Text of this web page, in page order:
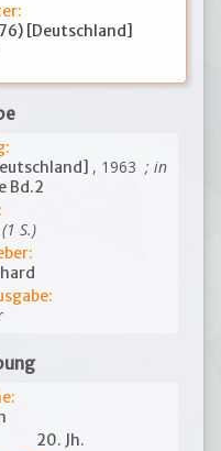
[Deutschland]
, 1963 ; in
Bd.2
(1 S.)
20. Jh.